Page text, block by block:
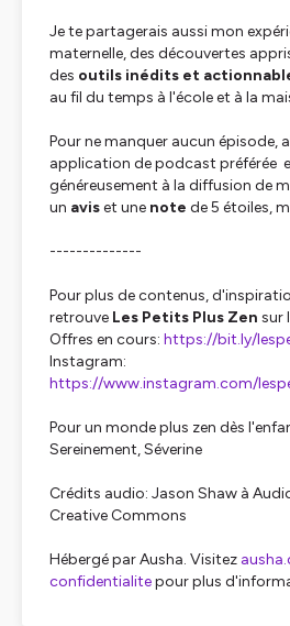
Je te partagerais aussi mon
maternelle, des découvertes
des outils inédits et
au fil du temps à l'école et à la
Pour ne manquer aucun
application de podcast préférée
généreusement à la diffusion de
un aviset une note de 5 étoiles,
--------------
Pour plus de contenus,
retrouve Les Petits Plus Zen sur
Offres en cours: https://bit.ly/
Instagram:
https://www.instagram.com/
Pour un monde plus zen dès
Sereinement, Séverine
Crédits audio: Jason Shaw à
Creative Commons
Hébergé par Ausha. Visitez
confidentialitepour plus